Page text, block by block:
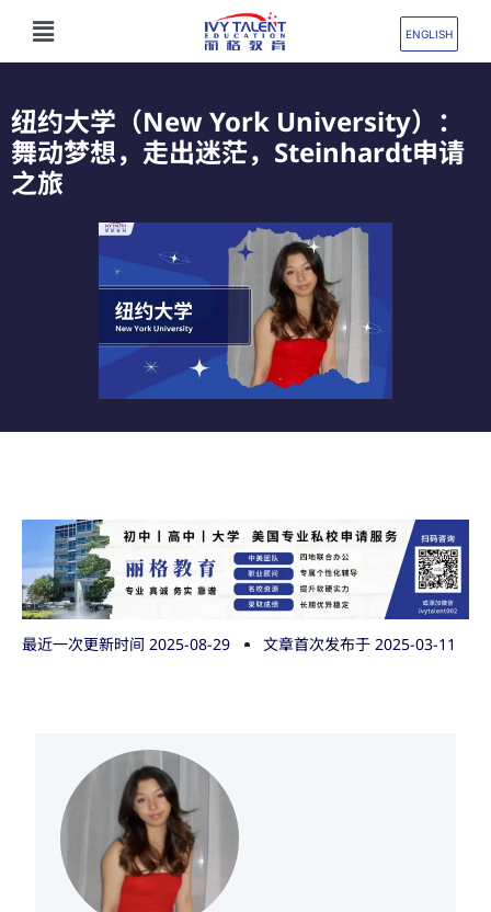
内
Flyout
Menu
ENGLISH
纽约大学（New York University）：
舞动梦想，走出迷茫，Steinhardt申请
之旅
最近一次更新时间 2025-08-29 文章首次发布于 2025-03-11